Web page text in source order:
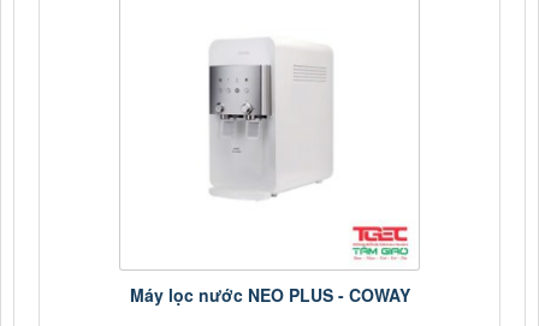
Máy lọc nước NEO PLUS - COWAY